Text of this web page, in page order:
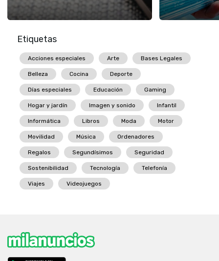
Etiquetas
Acciones especiales Arte Bases Legales
Belleza Cocina Deporte
Días especiales Educación Gaming
Hogar y jardín Imagen y sonido Infantil
Informática Libros Moda Motor
Movilidad Música Ordenadores
Regalos Segundísimos Seguridad
Sostenibilidad Tecnología Telefonía
Viajes Videojuegos